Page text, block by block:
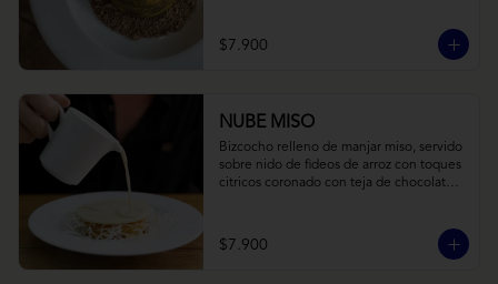
amargo y cúrcuma, sobre una tierra de
harina de Algarrobo y nueces.
$7.900
NUBE MISO
Bizcocho relleno de manjar miso, servido
sobre nido de fideos de arroz con toques
citricos coronado con teja de chocolate
$7.900